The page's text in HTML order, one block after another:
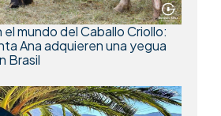
mundo del Caballo Criollo:
Ana adquieren una yegua
Brasil